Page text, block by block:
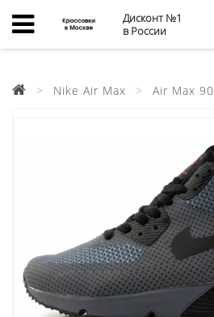
Дисконт №1
в России
Nike Air Max Air Max 90